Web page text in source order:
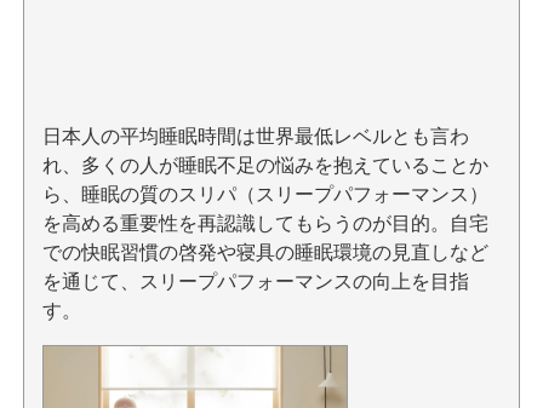
日本人の平均睡眠時間は世界最低レベルとも言わ
れ、多くの人が睡眠不足の悩みを抱えていることか
ら、睡眠の質のスリパ（スリープパフォーマンス）
を高める重要性を再認識してもらうのが目的。自宅
での快眠習慣の啓発や寝具の睡眠環境の見直しなど
を通じて、スリープパフォーマンスの向上を目指
す。